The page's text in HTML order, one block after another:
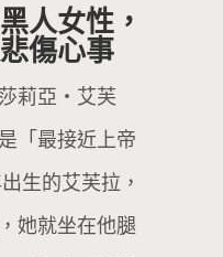
人女性，
傷心事
莉亞・艾芙
「最接近上帝
生的艾芙拉，
她就坐在他腿